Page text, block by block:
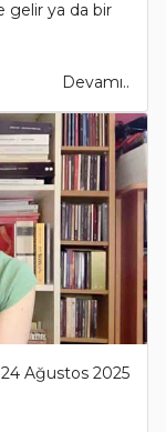
gelir ya da bir
Devamı..
24 Ağustos 2025